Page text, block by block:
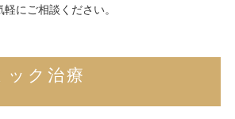
にご相談ください。
ック治療